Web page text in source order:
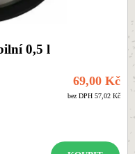
0,5 l
69,00 Kč
bez DPH 57,02 Kč